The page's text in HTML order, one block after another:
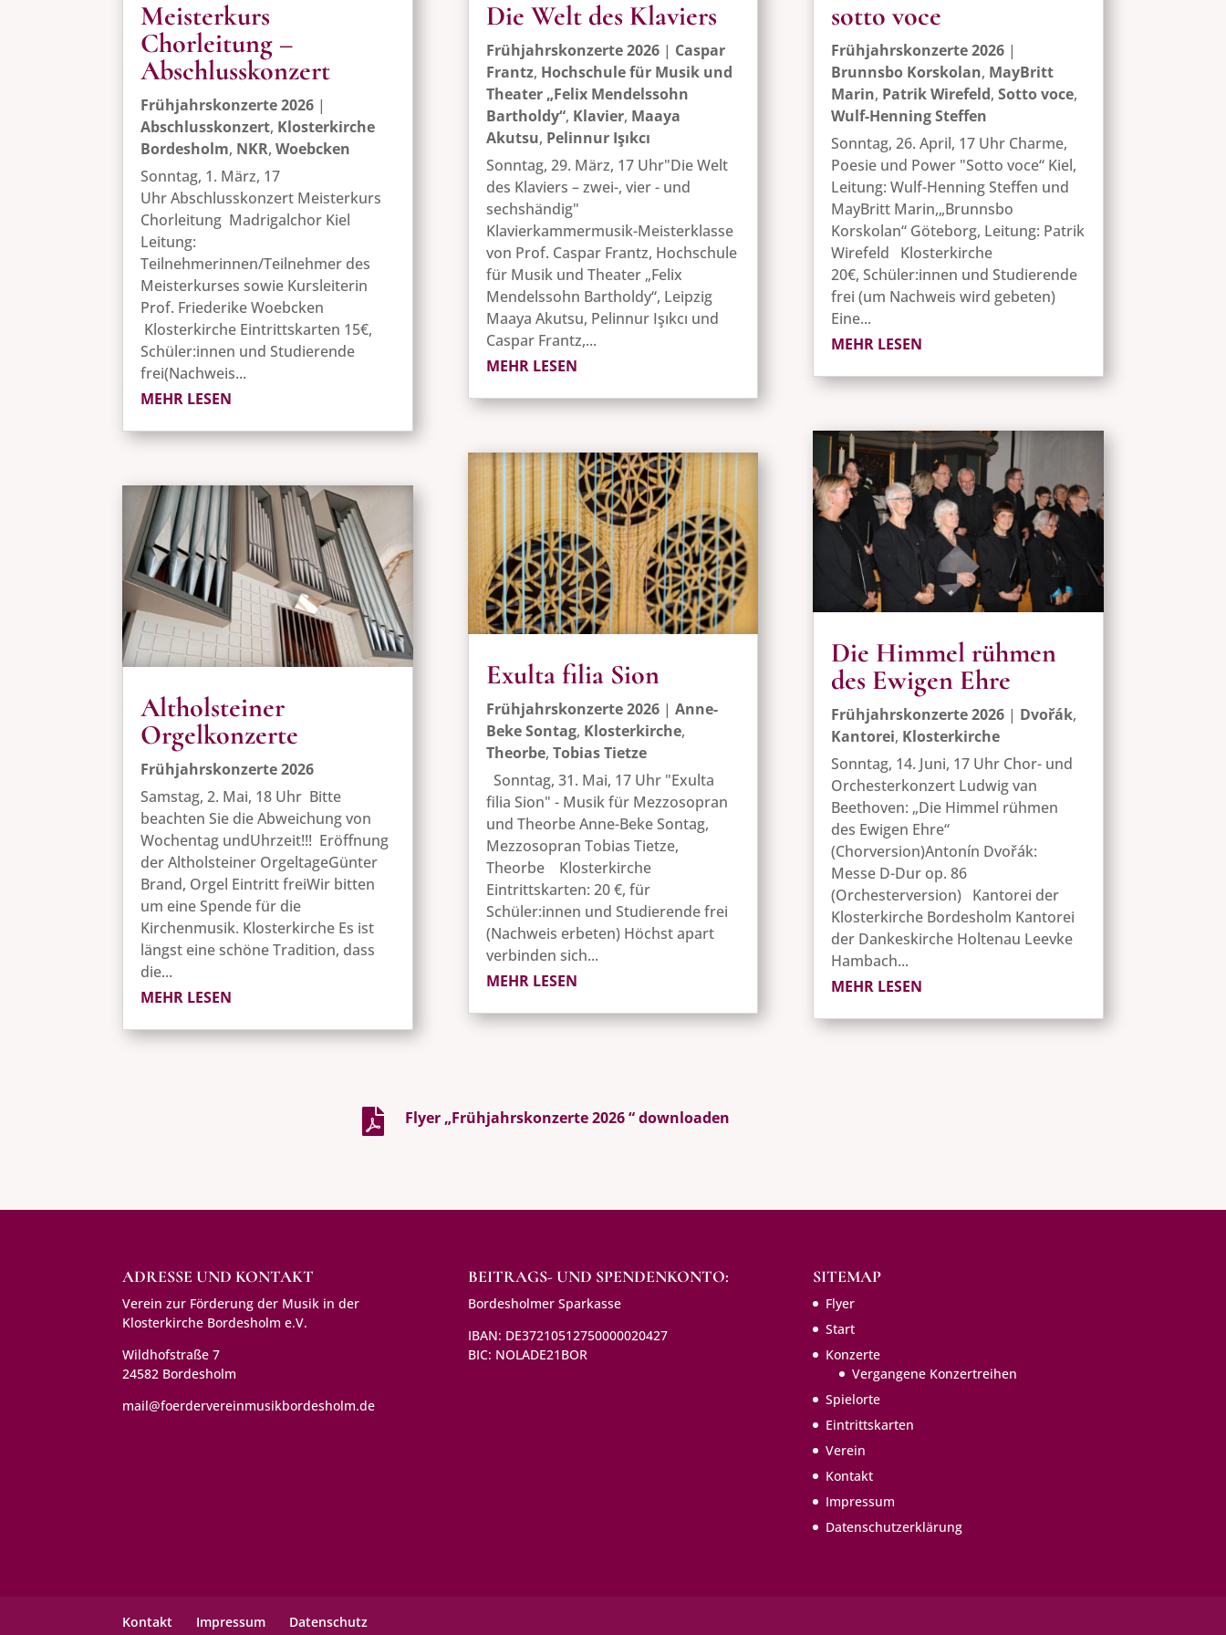
Meisterkurs
Chorleitung –
Abschlusskonzert
Frühjahrskonzerte 2026 |
Abschlusskonzert, Klosterkirche
Bordesholm, NKR,Woebcken
Sonntag, 1. März, 17
Uhr Abschlusskonzert Meisterkurs
Chorleitung Madrigalchor Kiel
Leitung:
Teilnehmerinnen/Teilnehmer des
Meisterkurses sowie Kursleiterin
Prof. Friederike Woebcken
Klosterkirche Eintrittskarten 15€,
Schüler:innen und Studierende
frei(Nachweis...
MEHR LESEN
Altholsteiner
Orgelkonzerte
Frühjahrskonzerte 2026
Samstag, 2. Mai, 18 Uhr Bitte
beachten Sie die Abweichung von
Wochentag undUhrzeit!!! Eröffnung
der Altholsteiner OrgeltageGünter
Brand, Orgel Eintritt freiWir bitten
um eine Spende für die
Kirchenmusik. Klosterkirche Es ist
längst eine schöne Tradition, dass
die...
MEHR LESEN
Die Welt des Klaviers
Frühjahrskonzerte 2026| Caspar
Frantz, Hochschule für Musik und
Theater „Felix Mendelssohn
Bartholdy“, Klavier, Maaya
Akutsu, Pelinnur Işıkcı
Sonntag, 29. März, 17 Uhr"Die Welt
des Klaviers – zwei-, vier - und
sechshändig"
Klavierkammermusik-Meisterklasse
von Prof. Caspar Frantz, Hochschule
für Musik und Theater „Felix
Mendelssohn Bartholdy“, Leipzig
Maaya Akutsu, Pelinnur Işıkcı und
Caspar Frantz,...
MEHR LESEN
Exulta filia Sion
Frühjahrskonzerte 2026| Anne-
Beke Sontag, Klosterkirche,
Theorbe, Tobias Tietze
Sonntag, 31. Mai, 17 Uhr "Exulta
filia Sion" - Musik für Mezzosopran
und Theorbe Anne-Beke Sontag,
Mezzosopran Tobias Tietze,
Theorbe Klosterkirche
Eintrittskarten: 20 €, für
Schüler:innen und Studierende frei
(Nachweis erbeten) Höchst apart
verbinden sich...
MEHR LESEN
sotto voce
Frühjahrskonzerte 2026|
Brunnsbo Korskolan, MayBritt
Marin, Patrik Wirefeld, Sotto voce,
Wulf-Henning Steffen
Sonntag, 26. April, 17 Uhr Charme,
Poesie und Power "Sotto voce“ Kiel,
Leitung: Wulf-Henning Steffen und
MayBritt Marin,„Brunnsbo
Korskolan“ Göteborg, Leitung: Patrik
Wirefeld Klosterkirche
20€, Schüler:innen und Studierende
frei (um Nachweis wird gebeten)
Eine...
MEHR LESEN
Die Himmel rühmen
des Ewigen Ehre
Frühjahrskonzerte 2026| Dvořák,
Kantorei, Klosterkirche
Sonntag, 14. Juni, 17 Uhr Chor- und
Orchesterkonzert Ludwig van
Beethoven: „Die Himmel rühmen
des Ewigen Ehre“
(Chorversion)Antonín Dvořák:
Messe D-Dur op. 86
(Orchesterversion) Kantorei der
Klosterkirche Bordesholm Kantorei
der Dankeskirche Holtenau Leevke
Hambach...
MEHR LESEN
 Flyer „Frühjahrskonzerte 2026 “ downloaden
ADRESSE UND KONTAKT
Verein zur Förderung der Musik in der
Klosterkirche Bordesholm e.V.
Wildhofstraße 7
24582 Bordesholm
mail@foerdervereinmusikbordesholm.de
BEITRAGS- UND SPENDENKONTO:
Bordesholmer Sparkasse
IBAN: DE37210512750000020427
BIC: NOLADE21BOR
SITEMAP
Flyer
Start
Konzerte
Vergangene Konzertreihen
Spielorte
Eintritts­karten
Verein
Kontakt
Impressum
Datenschutzerklärung
Kontakt Impressum Datenschutz